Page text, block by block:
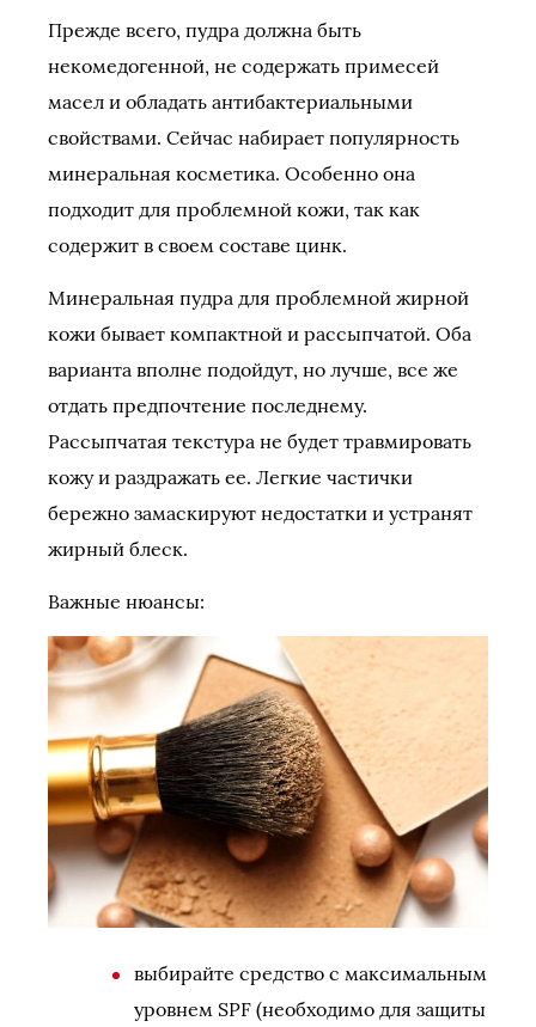
Прежде всего, пудра должна быть
некомедогенной, не содержать примесей
масел и обладать антибактериальными
свойствами. Сейчас набирает популярность
минеральная косметика. Особенно она
подходит для проблемной кожи, так как
содержит в своем составе цинк.
Минеральная пудра для проблемной жирной
кожи бывает компактной и рассыпчатой. Оба
варианта вполне подойдут, но лучше, все же
отдать предпочтение последнему.
Рассыпчатая текстура не будет травмировать
кожу и раздражать ее. Легкие частички
бережно замаскируют недостатки и устранят
жирный блеск.
Важные нюансы:
выбирайте средство с максимальным
уровнем SPF (необходимо для защиты